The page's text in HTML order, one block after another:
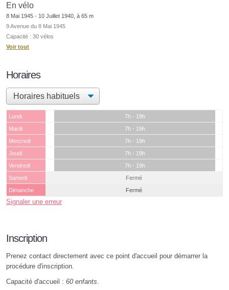
En vélo
8 Mai 1945 - 10 Juillet 1940, à 65 m
9 Avenue du 8 Mai 1945
Capacité : 30 vélos
Voir tout
Horaires
Lundi
7h - 19h
Mardi
7h - 19h
Mercredi
7h - 19h
Jeudi
7h - 19h
Vendredi
7h - 19h
Samedi
Fermé
Dimanche
Fermé
Signaler une erreur
Inscription
Prenez contact directement avec ce point d'accueil pour démarrer la
procédure d'inscription.
Capacité d'accueil : 60 enfants.